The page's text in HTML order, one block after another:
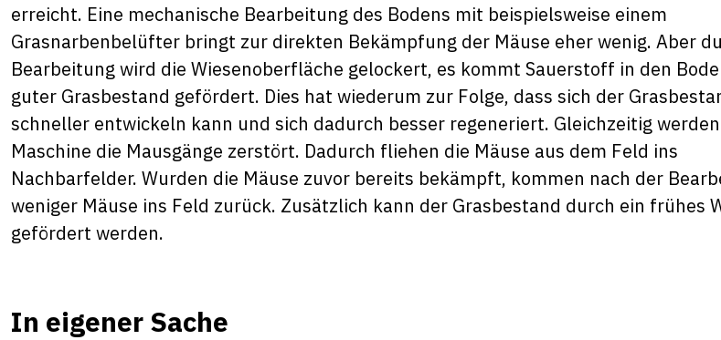
erreicht. Eine mechanische Bearbeitung des Bodens mit beispielsweise einem
Grasnarbenbelüfter bringt zur direkten Bekämpfung der Mäuse eher wenig. Aber
Bearbeitung wird die Wiesenoberfläche gelockert, es kommt Sauerstoff in den
guter Grasbestand gefördert. Dies hat wiederum zur Folge, dass sich der
schneller entwickeln kann und sich dadurch besser regeneriert. Gleichzeitig
Maschine die Mausgänge zerstört. Dadurch fliehen die Mäuse aus dem Feld ins
Nachbarfelder. Wurden die Mäuse zuvor bereits bekämpft, kommen nach der
weniger Mäuse ins Feld zurück. Zusätzlich kann der Grasbestand durch ein frühes
gefördert werden.
In eigener Sache